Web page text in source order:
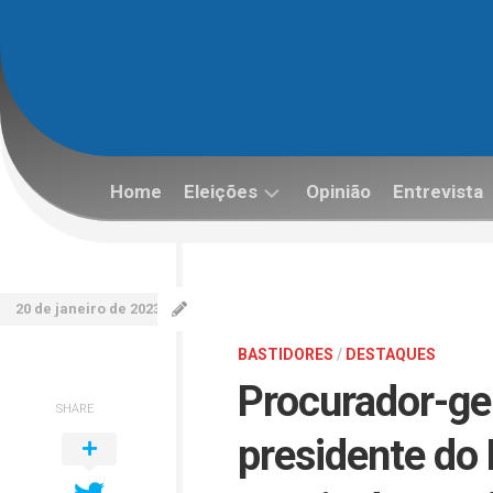
content
Home Eleições Opinião Entrevista
BASTIDORES / DESTAQUES
Procurador-
presidente do
20 de janeiro de 2023
SHARE